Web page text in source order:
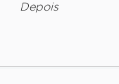
Depois